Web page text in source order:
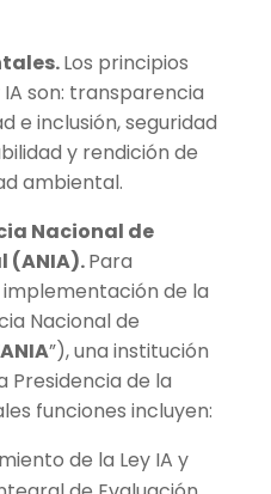
Los principios
son: transparencia
e inclusión, seguridad
y rendición de
ambiental.
Nacional de
(ANIA).Para
de la
Nacional de
ANIA”), una institución
Presidencia de la
funciones incluyen:
de la Ley IA y